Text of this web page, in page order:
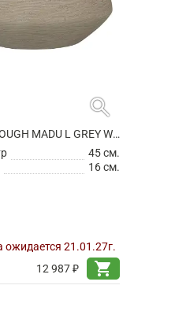
search
КАШПО ROUGH MADU L GREY WASHED
45 см.
16 см.
ожидается 21.01.27г.
12 987 ₽
shopping_cart